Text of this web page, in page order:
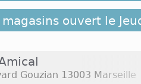
bureaux de Tabac
magasins ouvert le
Gouzian 13003 Marseille